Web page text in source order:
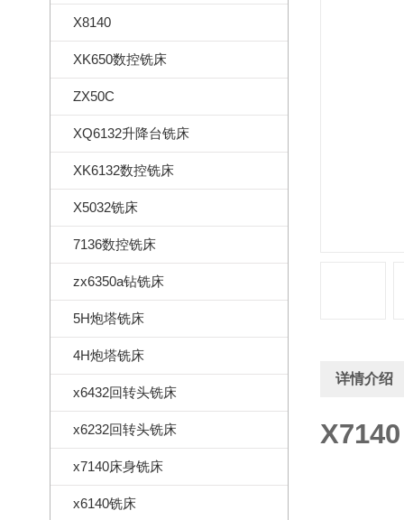
X8140
XK650数控铣床
ZX50C
XQ6132升降台铣床
XK6132数控铣床
X5032铣床
7136数控铣床
zx6350a钻铣床
5H炮塔铣床
4H炮塔铣床
x6432回转头铣床
x6232回转头铣床
x7140床身铣床
x6140铣床
详情介绍